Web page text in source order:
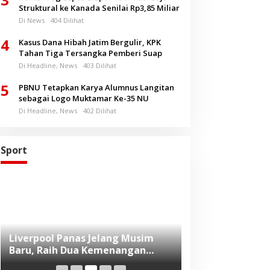
Struktural ke Kanada Senilai Rp3,85 Miliar
Di News 404 Dilihat
4
Kasus Dana Hibah Jatim Bergulir, KPK
Tahan Tiga Tersangka Pemberi Suap
Di Headline, News 403 Dilihat
5
PBNU Tetapkan Karya Alumnus Langitan
sebagai Logo Muktamar Ke-35 NU
Di Headline, News 402 Dilihat
Sport
Liverpool Panas Jelang Musim
Baru, Raih Dua Kemenangan
Beruntun di Pramusim